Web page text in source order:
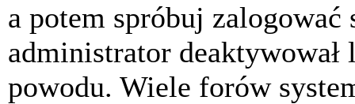
a potem spróbuj
administrator deaktywował
powodu. Wiele forów